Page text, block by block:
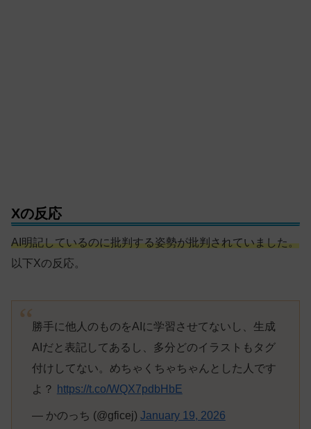
Xの反応
AI明記しているのに批判する姿勢が批判されていました。
以下Xの反応。
勝手に他人のものをAIに学習させてないし、生成
AIだと表記してあるし、多分どのイラストもタグ
付けしてない。めちゃくちゃちゃんとした人です
よ？
https://t.co/WQX7pdbHbE
— かのっち (@gficej) January 19, 2026